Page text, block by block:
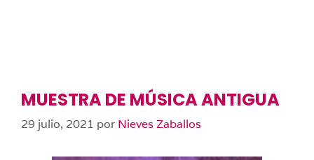
MUESTRA DE MÚSICA ANTIGUA
29 julio, 2021 por Nieves Zaballos